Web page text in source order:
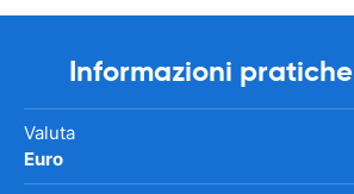
Informazioni pratiche
Valuta
Euro